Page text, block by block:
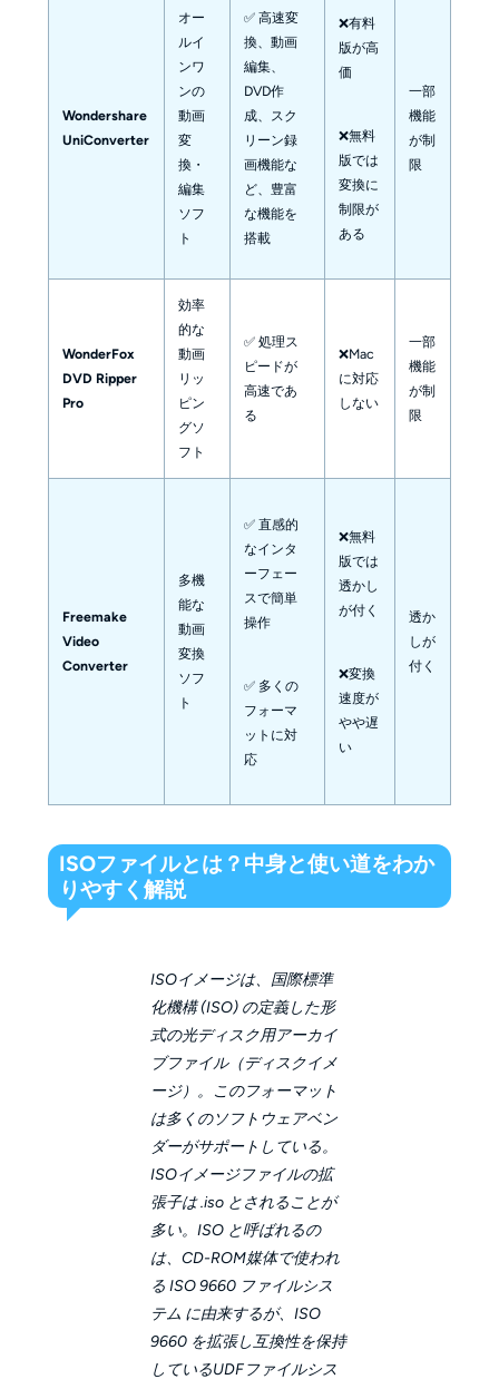
Wondershare
UniConverter
オー
ルイ
ンワ
ンの
動画
変
換・
編集
ソフ
ト
✅ 高速変
換、動画
編集、
DVD作
成、スク
リーン録
画機能な
ど、豊富
な機能を
搭載
❌有料
版が高
価
❌無料
版では
変換に
制限が
ある
一部
機能
が制
限
WonderFox
DVD Ripper
Pro
効率
的な
動画
リッ
ピン
グソ
フト
✅ 処理ス
ピードが
高速であ
る
❌Mac
に対応
しない
一部
機能
が制
限
Freemake
Video
Converter
多機
能な
動画
変換
ソフ
ト
✅ 直感的
なインタ
ーフェー
スで簡単
操作
✅ 多くの
フォーマ
ットに対
応
❌無料
版では
透かし
が付く
❌変換
速度が
やや遅
い
透か
しが
付く
ISOファイルとは？中身と使い道をわか
りやすく解説
ISOイメージは、国際標準
化機構 (ISO) の定義した形
式の光ディスク用アーカイ
ブファイル（ディスクイメ
ージ）。このフォーマット
は多くのソフトウェアベン
ダーがサポートしている。
ISOイメージファイルの拡
張子は .iso とされることが
多い。ISO と呼ばれるの
は、CD-ROM媒体で使われ
る ISO 9660 ファイルシス
テム に由来するが、ISO
9660 を拡張し互換性を保持
しているUDFファイルシス